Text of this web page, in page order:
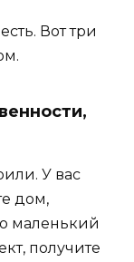
Вот три
У вас
дом,
маленький
получите